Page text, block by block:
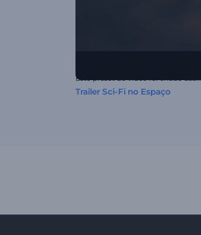
Este preset de vídeo foi criado
Trailer Sci-Fi no Espaço